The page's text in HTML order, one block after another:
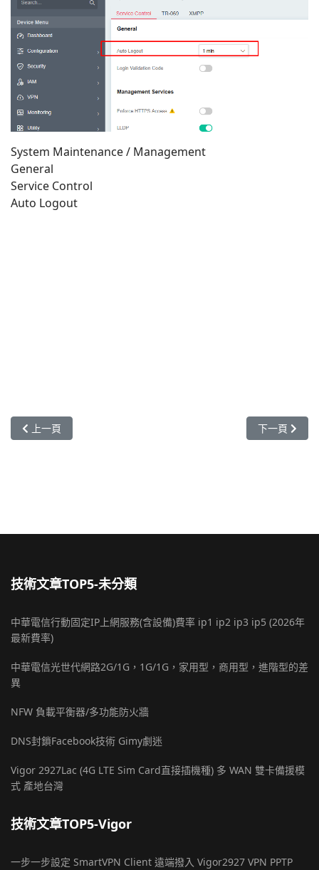
System Maintenance / Management
General
Service Control
Auto Logout
上一篇文章: Vigor2136 C410ax DrayOS5 遠端工作者如何使用
上一頁 下一篇文章:
下一頁
技術文章TOP5-未分類
中華電信行動固定IP上網服務(含設備)費率 ip1 ip2 ip3 ip5 (2026年
最新費率)
中華電信光世代網路2G/1G，1G/1G，家用型，商用型，進階型的差
異
NFW 負載平衡器/多功能防火牆
DNS封鎖Facebook技術 Gimy劇迷
Vigor 2927Lac (4G LTE Sim Card直接插機種) 多 WAN 雙卡備援模
式 產地台灣
技術文章TOP5-Vigor
一步一步設定 SmartVPN Client 遠端撥入 Vigor2927 VPN PPTP